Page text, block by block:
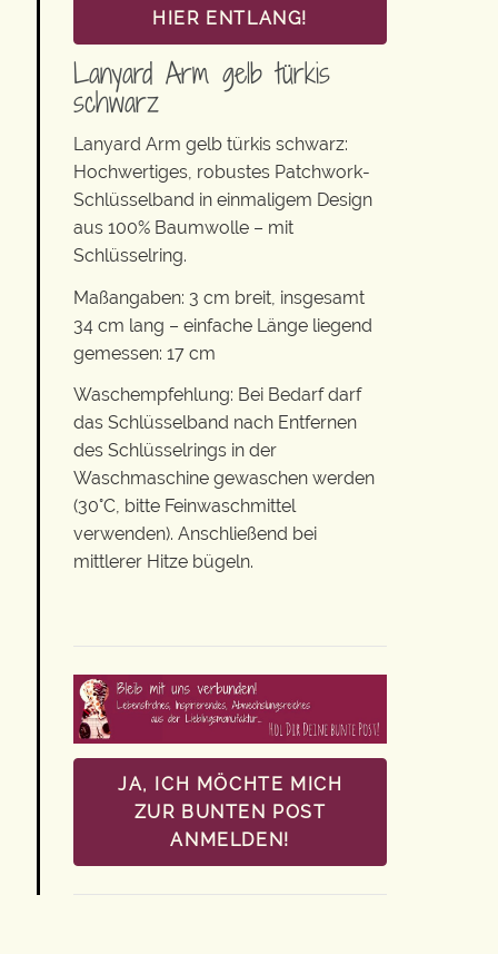
HIER ENTLANG!
Lanyard Arm gelb türkis
schwarz
Lanyard Arm gelb türkis schwarz:
Hochwertiges, robustes Patchwork-
Schlüsselband in einmaligem Design
aus 100% Baumwolle – mit
Schlüsselring.
Maßangaben: 3 cm breit, insgesamt
34 cm lang – einfache Länge liegend
gemessen: 17 cm
Waschempfehlung: Bei Bedarf darf
das Schlüsselband nach Entfernen
des Schlüsselrings in der
Waschmaschine gewaschen werden
(30°C, bitte Feinwaschmittel
verwenden). Anschließend bei
mittlerer Hitze bügeln.
JA, ICH MÖCHTE MICH
ZUR BUNTEN POST
ANMELDEN!